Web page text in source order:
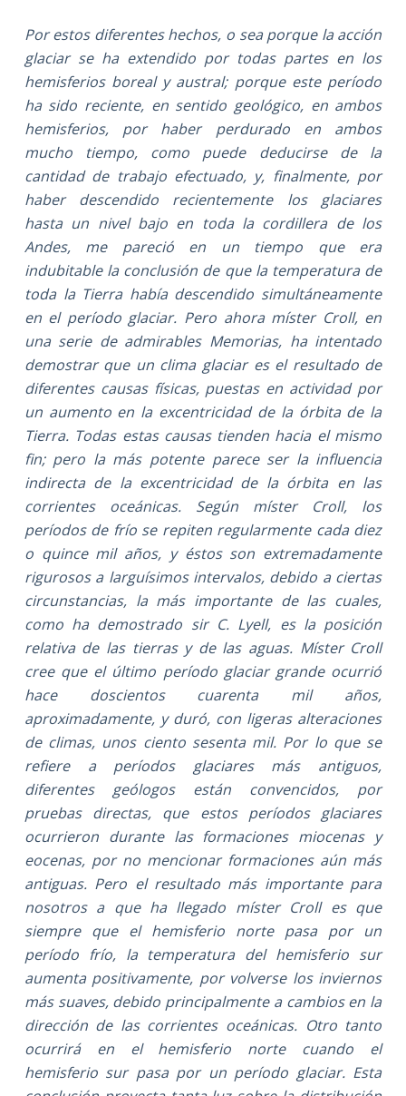
Por estos diferentes hechos, o sea porque la acción
glaciar se ha extendido por todas partes en los
hemisferios boreal y austral; porque este período
ha sido reciente, en sentido geológico, en ambos
hemisferios, por haber perdurado en ambos
mucho tiempo, como puede deducirse de la
cantidad de trabajo efectuado, y, finalmente, por
haber descendido recientemente los glaciares
hasta un nivel bajo en toda la cordillera de los
Andes, me pareció en un tiempo que era
indubitable la conclusión de que la temperatura de
toda la Tierra había descendido simultáneamente
en el período glaciar. Pero ahora míster Croll, en
una serie de admirables Memorias, ha intentado
demostrar que un clima glaciar es el resultado de
diferentes causas físicas, puestas en actividad por
un aumento en la excentricidad de la órbita de la
Tierra. Todas estas causas tienden hacia el mismo
fin; pero la más potente parece ser la influencia
indirecta de la excentricidad de la órbita en las
corrientes oceánicas. Según míster Croll, los
períodos de frío se repiten regularmente cada diez
o quince mil años, y éstos son extremadamente
rigurosos a larguísimos intervalos, debido a ciertas
circunstancias, la más importante de las cuales,
como ha demostrado sir C. Lyell, es la posición
relativa de las tierras y de las aguas. Míster Croll
cree que el último período glaciar grande ocurrió
hace doscientos cuarenta mil años,
aproximadamente, y duró, con ligeras alteraciones
de climas, unos ciento sesenta mil. Por lo que se
refiere a períodos glaciares más antiguos,
diferentes geólogos están convencidos, por
pruebas directas, que estos períodos glaciares
ocurrieron durante las formaciones miocenas y
eocenas, por no mencionar formaciones aún más
antiguas. Pero el resultado más importante para
nosotros a que ha llegado míster Croll es que
siempre que el hemisferio norte pasa por un
período frío, la temperatura del hemisferio sur
aumenta positivamente, por volverse los inviernos
más suaves, debido principalmente a cambios en la
dirección de las corrientes oceánicas. Otro tanto
ocurrirá en el hemisferio norte cuando el
hemisferio sur pasa por un período glaciar. Esta